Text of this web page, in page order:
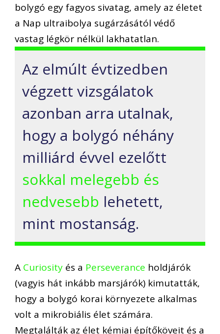
bolygó egy fagyos sivatag, amely az életet
a Nap ultraibolya sugárzásától védő
vastag légkör nélkül lakhatatlan.
Az elmúlt évtizedben
végzett vizsgálatok
azonban arra utalnak,
hogy a bolygó néhány
milliárd évvel ezelőtt
sokkal melegebb és
nedvesebb lehetett,
mint mostanság.
A Curiosity és a Perseverance holdjárók
(vagyis hát inkább marsjárók) kimutatták,
hogy a bolygó korai környezete alkalmas
volt a mikrobiális élet számára.
Megtalálták az élet kémiai építőköveit és a